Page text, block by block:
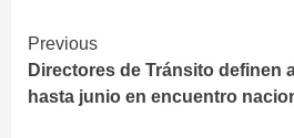
Continue
Reading
Previous
Directores de Tránsito definen
hasta junio en encuentro